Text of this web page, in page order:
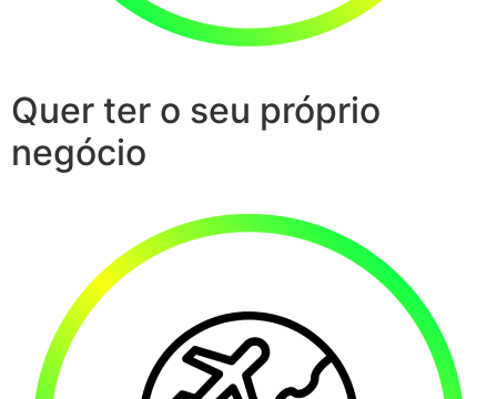
Quer ter o seu próprio
negócio